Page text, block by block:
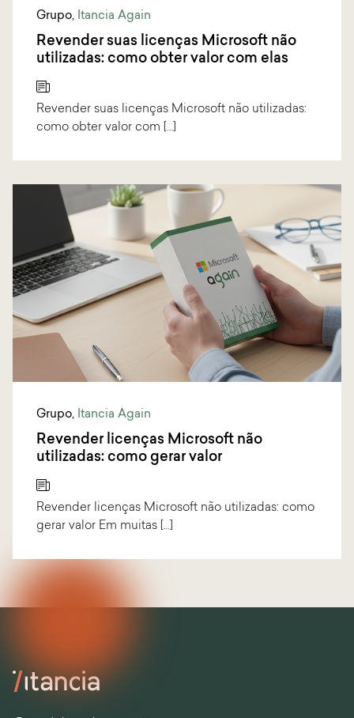
Grupo, Itancia Again
Revender suas licenças Microsoft não
utilizadas: como obter valor com elas
Revender suas licenças Microsoft não utilizadas:
como obter valor com […]
Grupo, Itancia Again
Revender licenças Microsoft não
utilizadas: como gerar valor
Revender licenças Microsoft não utilizadas: como
gerar valor Em muitas […]